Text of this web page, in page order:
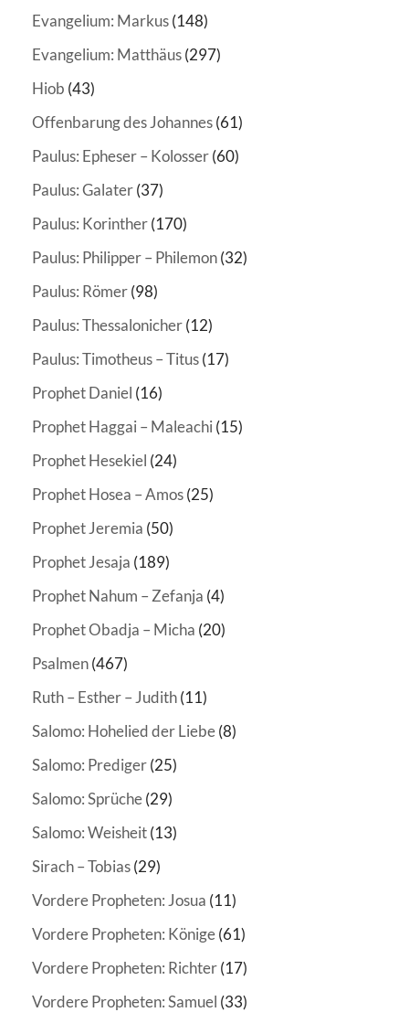
Evangelium: Markus(148)
Evangelium: Matthäus(297)
Hiob (43)
Offenbarung des Johannes(61)
Paulus: Epheser – Kolosser(60)
Paulus: Galater(37)
Paulus: Korinther(170)
Paulus: Philipper – Philemon(32)
Paulus: Römer(98)
Paulus: Thessalonicher(12)
Paulus: Timotheus – Titus(17)
Prophet Daniel (16)
Prophet Haggai – Maleachi (15)
Prophet Hesekiel (24)
Prophet Hosea – Amos(25)
Prophet Jeremia (50)
Prophet Jesaja (189)
Prophet Nahum – Zefanja (4)
Prophet Obadja – Micha (20)
Psalmen(467)
Ruth – Esther – Judith(11)
Salomo: Hohelied der Liebe(8)
Salomo: Prediger(25)
Salomo: Sprüche(29)
Salomo: Weisheit(13)
Sirach – Tobias(29)
Vordere Propheten: Josua (11)
Vordere Propheten: Könige(61)
Vordere Propheten: Richter(17)
Vordere Propheten: Samuel (33)